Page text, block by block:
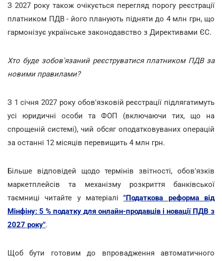
З 2027 року також очікується перегляд порогу реєстрації
платником ПДВ - його планують підняти до 4 млн грн, що
гармонізує українське законодавство з Директивами ЄС.
Хто буде зобов'язаний реєструватися платником ПДВ за
новими правилами?
З 1 січня 2027 року обов'язковій реєстрації підлягатимуть
усі юридичні особи та ФОП (включаючи тих, що на
спрощеній системі), чий обсяг оподатковуваних операцій
за останні 12 місяців перевищить 4 млн грн.
Більше відповідей щодо термінів звітності, обов'язків
маркетплейсів та механізму розкриття банківської
таємниці читайте у матеріалі"Податкова реформа від
Мінфіну: 5 % податку для онлайн-продавців і новації ПДВ з
2027 року".
Щоб бути готовим до впровадження автоматичного